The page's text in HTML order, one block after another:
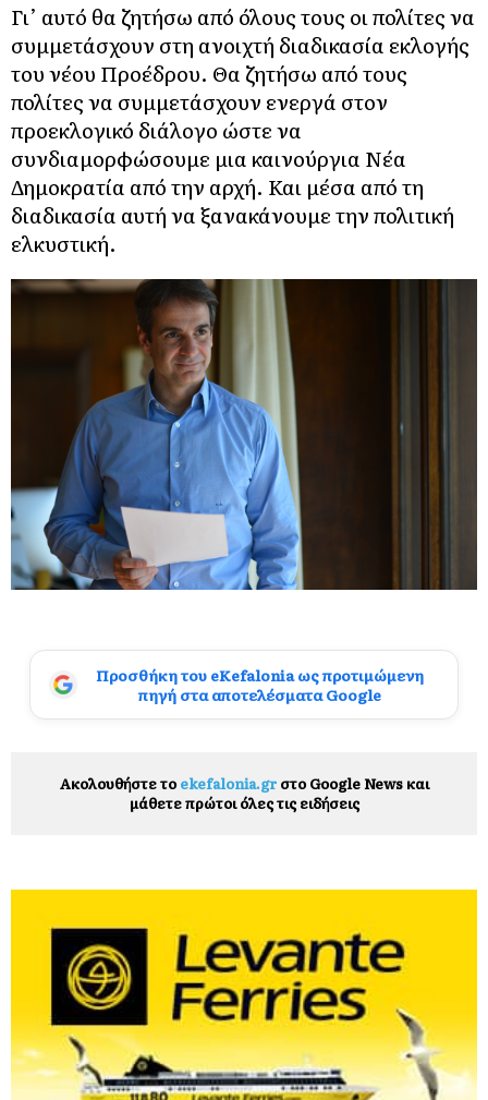
Γι’ αυτό θα ζητήσω από όλους τους οι πολίτες να
συμμετάσχουν στη ανοιχτή διαδικασία εκλογής
του νέου Προέδρου. Θα ζητήσω από τους
πολίτες να συμμετάσχουν ενεργά στον
προεκλογικό διάλογο ώστε να
συνδιαμορφώσουμε μια καινούργια Νέα
Δημοκρατία από την αρχή. Και μέσα από τη
διαδικασία αυτή να ξανακάνουμε την πολιτική
ελκυστική.
Προσθήκη του eKefalonia ως προτιμώμενη
πηγή στα αποτελέσματα Google
Ακολουθήστε το ekefalonia.grστο Google News και
μάθετε πρώτοι όλες τις ειδήσεις